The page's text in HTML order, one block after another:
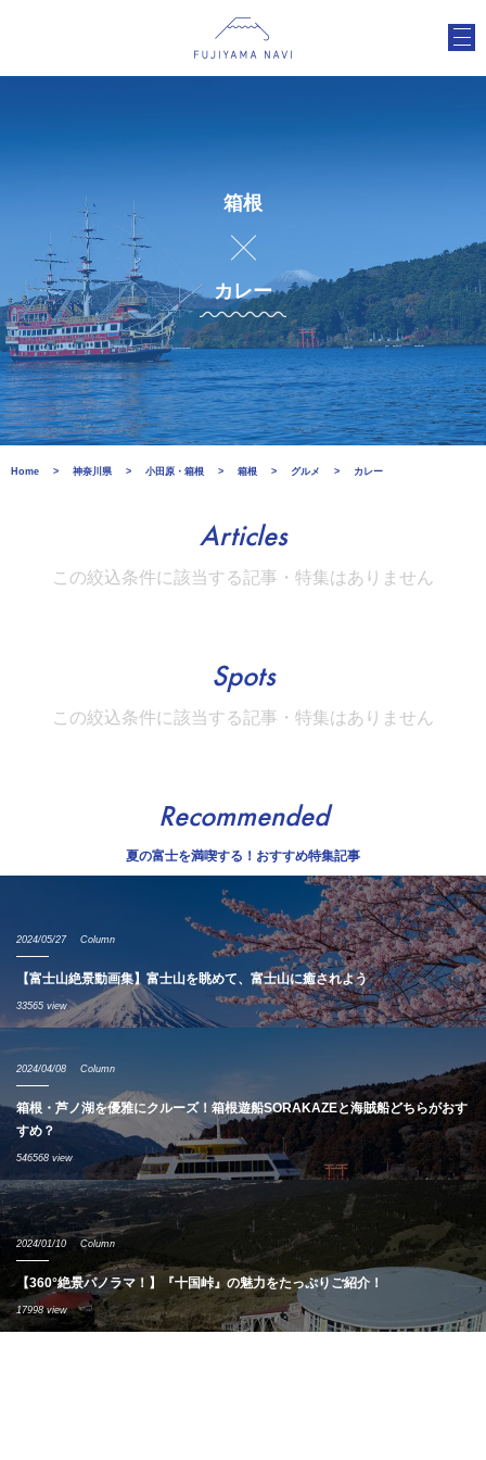
箱根
カレー
Home 神奈川県 小田原・箱根 箱根 グルメ カレー
Articles
この絞込条件に該当する記事・特集はありません
Spots
この絞込条件に該当する記事・特集はありません
Recommended
夏の富士を満喫する！おすすめ特集記事
2024/05/27 Column
【富士山絶景動画集】富士山を眺めて、富士山に癒されよう
33565 view
2024/04/08 Column
箱根・芦ノ湖を優雅にクルーズ！箱根遊船SORAKAZEと海賊船どちらがおす
すめ？
546568 view
2024/01/10 Column
【360°絶景パノラマ！】『十国峠』の魅力をたっぷりご紹介！
17998 view